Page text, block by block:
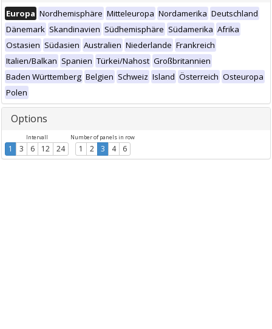
Europa Nordhemisphäre Mitteleuropa Nordamerika Deutschland
Dänemark Skandinavien Südhemisphäre Südamerika Afrika
Ostasien Südasien Australien Niederlande Frankreich
Italien/Balkan Spanien Türkei/Nahost Großbritannien
Baden Württemberg Belgien Schweiz Island Österreich Osteuropa
Polen
Options
Intervall
1 3 6 12 24
Number of panels in row
1 2 3 4 6